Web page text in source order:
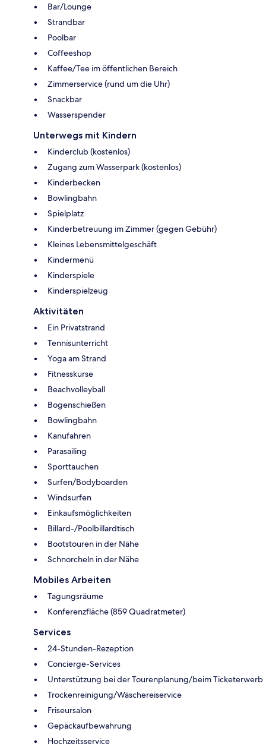
Bar/Lounge
Strandbar
Poolbar
Coffeeshop
Kaffee/Tee im öffentlichen Bereich
Zimmerservice (rund um die Uhr)
Snackbar
Wasserspender
Unterwegs mit Kindern
Kinderclub (kostenlos)
Zugang zum Wasserpark (kostenlos)
Kinderbecken
Bowlingbahn
Spielplatz
Kinderbetreuung im Zimmer (gegen Gebühr)
Kleines Lebensmittelgeschäft
Kindermenü
Kinderspiele
Kinderspielzeug
Aktivitäten
Ein Privatstrand
Tennisunterricht
Yoga am Strand
Fitnesskurse
Beachvolleyball
Bogenschießen
Bowlingbahn
Kanufahren
Parasailing
Sporttauchen
Surfen/Bodyboarden
Windsurfen
Einkaufsmöglichkeiten
Billard-/Poolbillardtisch
Bootstouren in der Nähe
Schnorcheln in der Nähe
Mobiles Arbeiten
Tagungsräume
Konferenzfläche (859 Quadratmeter)
Services
24-Stunden-Rezeption
Concierge-Services
Unterstützung bei der Tourenplanung/beim Ticketerwerb
Trockenreinigung/Wäschereiservice
Friseursalon
Gepäckaufbewahrung
Hochzeitsservice